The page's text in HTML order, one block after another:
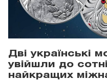
Дві українські
увійшли до сотні
найкращих